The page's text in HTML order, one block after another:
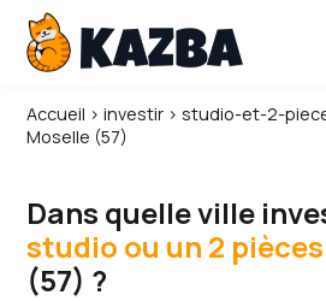
Accueil ›investir ›studio-et-2-
Moselle (57)
Dans quelle ville
studio ou un 2 pièces
(57) ?